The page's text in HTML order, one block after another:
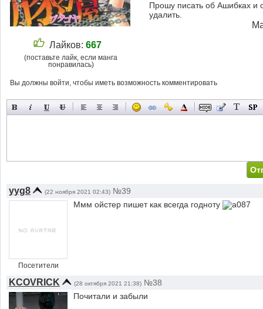
Лайков: 667
(поставьте лайк, если манга
понравилась)
Прошу писать об Ашибках и
удалить.
Вы должны войти, чтобы иметь возможность комментировать
yyg8 (22 ноября 2021 02:43) №39
Посетители
Ммм ойстер пишет как всегда годноту
KCOVRICK (28 октября 2021 21:38) №38
Почитали и забыли